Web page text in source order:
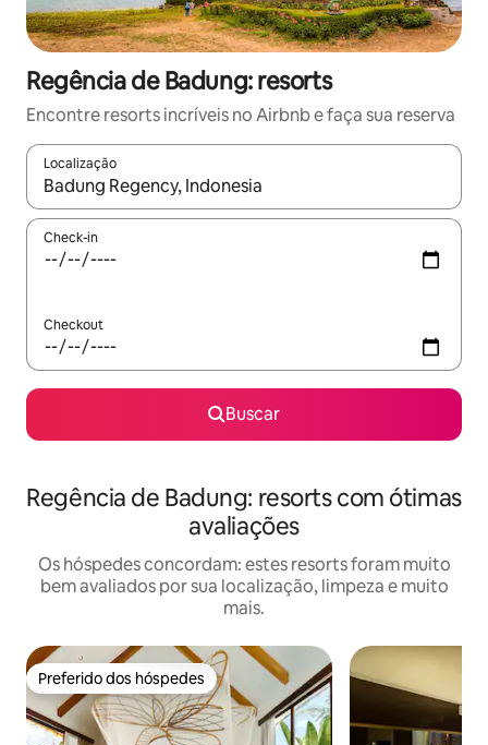
Regência de Badung: resorts
Encontre resorts incríveis no Airbnb e faça sua reserva
Localização
Quando os resultados estiverem disponíveis, explore-os
Check-in
Checkout
Buscar
Regência de Badung: resorts com ótimas
avaliações
Os hóspedes concordam: estes resorts foram muito
bem avaliados por sua localização, limpeza e muito
mais.
Preferido dos hóspedes
Preferido dos hóspedes